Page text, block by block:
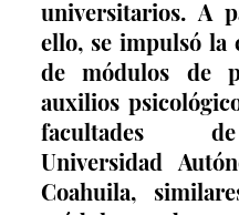
universitarios. A
ello, se impulsó la
de módulos de
auxilios
facultades
Universidad
Coahuila,